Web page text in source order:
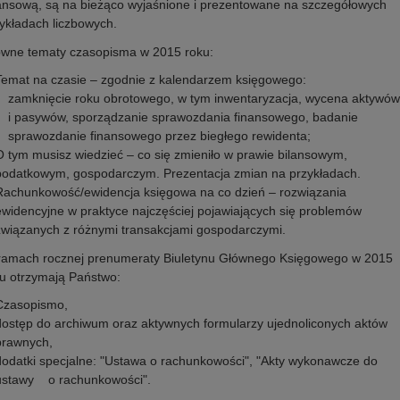
są na bieżąco wyjaśnione i prezentowane na szczegółowych
liczbowych.
tematy czasopisma w 2015 roku:
na czasie – zgodnie z kalendarzem księgowego:
zamknięcie roku obrotowego, w tym inwentaryzacja, wycena aktywów
i pasywów, sporządzanie sprawozdania finansowego, badanie
sprawozdanie finansowego przez biegłego rewidenta;
tym musisz wiedzieć – co się zmieniło w prawie bilansowym,
gospodarczym. Prezentacja zmian na przykładach.
ewidencja księgowa na co dzień – rozwiązania
w praktyce najczęściej pojawiających się problemów
z różnymi transakcjami gospodarczymi.
rocznej prenumeraty Biuletynu Głównego Księgowego w 2015
otrzymają Państwo:
do archiwum oraz aktywnych formularzy ujednoliconych aktów
specjalne: "Ustawa o rachunkowości", "Akty wykonawcze do
o rachunkowości".